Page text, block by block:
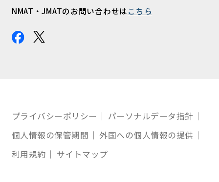
NMAT・JMATのお問い合わせはこちら
プライバシーポリシー
パーソナルデータ指針
個人情報の保管期間
外国への個人情報の提供
利用規約
サイトマップ